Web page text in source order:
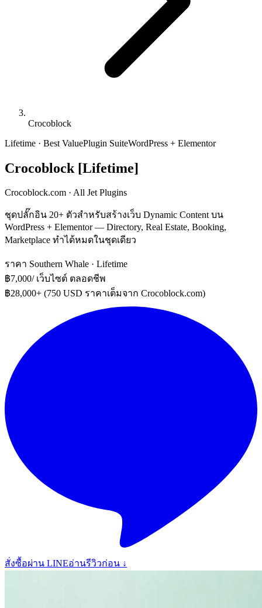
Crocoblock
Lifetime · Best ValuePlugin SuiteWordPress + Elementor
Crocoblock [Lifetime]
Crocoblock.com · All Jet Plugins
ชุดปลั๊กอิน 20+ ตัวสำหรับสร้างเว็บ Dynamic Content บน
WordPress + Elementor — Directory, Real Estate, Booking,
Marketplace ทำได้หมดในชุดเดียว
ราคา Southern Whale · Lifetime
฿7,000/ เว็บไซต์ ตลอดชีพ
฿28,000+ (750 USD ราคาเต็มจาก Crocoblock.com)
สั่งซื้อผ่าน LINEอ่านรีวิวก่อน ↓